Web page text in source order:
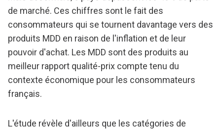
de marché. Ces chiffres sont le fait des
consommateurs qui se tournent davantage vers des
produits MDD en raison de l'inflation et de leur
pouvoir d'achat. Les MDD sont des produits au
meilleur rapport qualité-prix compte tenu du
contexte économique pour les consommateurs
français.
L'étude révèle d'ailleurs que les catégories de